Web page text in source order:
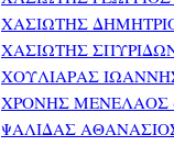
ΧΑΣΙΩΤΗΣ
ΧΑΣΙΩΤΗΣ ΣΠΥΡΙΔΩΝ
ΧΟΥΛΙΑΡΑΣ
ΧΡΟΝΗΣ ΜΕΝΕΛΑΟΣ
ΨΑΛΙΔΑΣ ΑΘΑΝΑΣΙΟΣ